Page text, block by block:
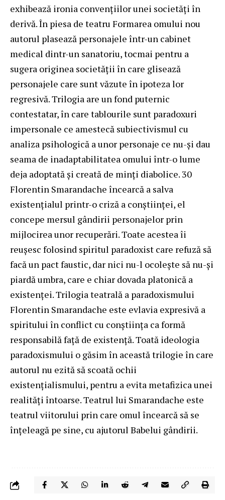
exhibează ironia convenţiilor unei societăţi în
derivă. În piesa de teatru Formarea omului nou
autorul plasează personajele într-un cabinet
medical dintr-un sanatoriu, tocmai pentru a
sugera originea societăţii în care glisează
personajele care sunt văzute în ipoteza lor
regresivă. Trilogia are un fond puternic
contestatar, în care tablourile sunt paradoxuri
impersonale ce amestecă subiectivismul cu
analiza psihologică a unor personaje ce nu-şi dau
seama de inadaptabilitatea omului într-o lume
deja adoptată şi creată de minţi diabolice. 30
Florentin Smarandache încearcă a salva
existenţialul printr-o criză a conştiinţei, el
concepe mersul gândirii personajelor prin
mijlocirea unor recuperări. Toate acestea îi
reuşesc folosind spiritul paradoxist care refuză să
facă un pact faustic, dar nici nu-l ocoleşte să nu-şi
piardă umbra, care e chiar dovada platonică a
existenţei. Trilogia teatrală a paradoxismului
Florentin Smarandache este evlavia expresivă a
spiritului în conflict cu conştiinţa ca formă
responsabilă faţă de existenţă. Toată ideologia
paradoxismului o găsim în această trilogie în care
autorul nu ezită să scoată ochii
existenţialismului, pentru a evita metafizica unei
realităţi întoarse. Teatrul lui Smarandache este
teatrul viitorului prin care omul încearcă să se
înţeleagă pe sine, cu ajutorul Babelui gândirii.